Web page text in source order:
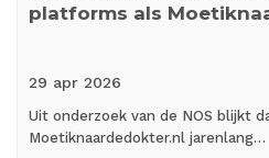
platforms als
29 apr 2026
Uit onderzoek van de NOS blijkt
Moetiknaardedokter.nl jarenlang…